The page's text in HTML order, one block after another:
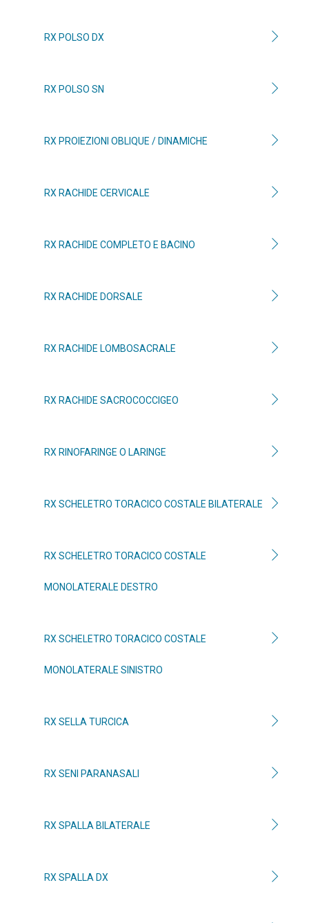
RX POLSO DX
RX POLSO SN
RX PROIEZIONI OBLIQUE / DINAMICHE
RX RACHIDE CERVICALE
RX RACHIDE COMPLETO E BACINO
RX RACHIDE DORSALE
RX RACHIDE LOMBOSACRALE
RX RACHIDE SACROCOCCIGEO
RX RINOFARINGE O LARINGE
RX SCHELETRO TORACICO COSTALE BILATERALE
RX SCHELETRO TORACICO COSTALE
MONOLATERALE DESTRO
RX SCHELETRO TORACICO COSTALE
MONOLATERALE SINISTRO
RX SELLA TURCICA
RX SENI PARANASALI
RX SPALLA BILATERALE
RX SPALLA DX